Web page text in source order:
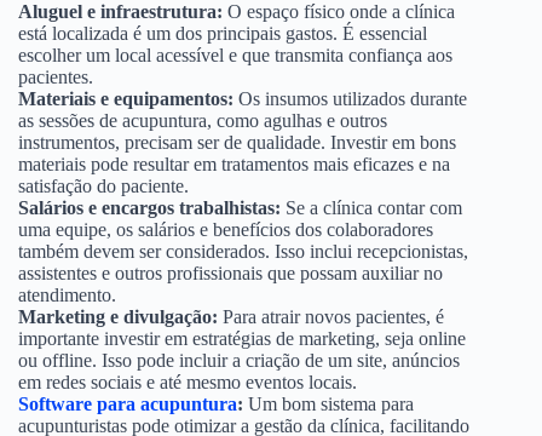
Aluguel e infraestrutura: O espaço físico onde a clínica
está localizada é um dos principais gastos. É essencial
escolher um local acessível e que transmita confiança aos
pacientes.
Materiais e equipamentos: Os insumos utilizados durante
as sessões de acupuntura, como agulhas e outros
instrumentos, precisam ser de qualidade. Investir em bons
materiais pode resultar em tratamentos mais eficazes e na
satisfação do paciente.
Salários e encargos trabalhistas: Se a clínica contar com
uma equipe, os salários e benefícios dos colaboradores
também devem ser considerados. Isso inclui recepcionistas,
assistentes e outros profissionais que possam auxiliar no
atendimento.
Marketing e divulgação: Para atrair novos pacientes, é
importante investir em estratégias de marketing, seja online
ou offline. Isso pode incluir a criação de um site, anúncios
em redes sociais e até mesmo eventos locais.
Software para acupuntura: Um bom sistema para
acupunturistas pode otimizar a gestão da clínica, facilitando